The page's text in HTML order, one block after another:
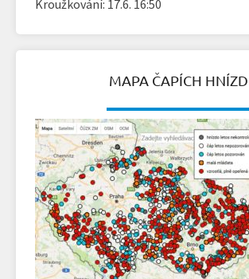
Kroužkování: 17.6. 16:50
MAPA ČAPÍCH HNÍZD